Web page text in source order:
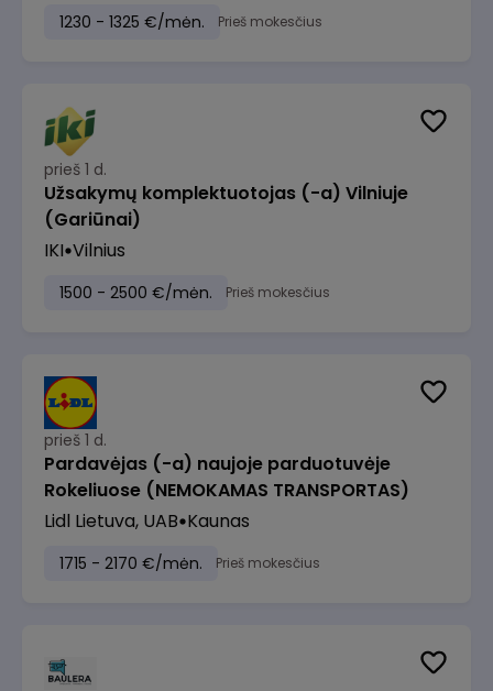
1230 - 1325 €/mėn. Prieš mokesčius
prieš 1 d.
Užsakymų komplektuotojas (-a) Vilniuje
(Gariūnai)
IKI Vilnius
1500 - 2500 €/mėn. Prieš mokesčius
prieš 1 d.
Pardavėjas (-a) naujoje parduotuvėje
Rokeliuose (NEMOKAMAS TRANSPORTAS)
Lidl Lietuva, UAB Kaunas
1715 - 2170 €/mėn. Prieš mokesčius